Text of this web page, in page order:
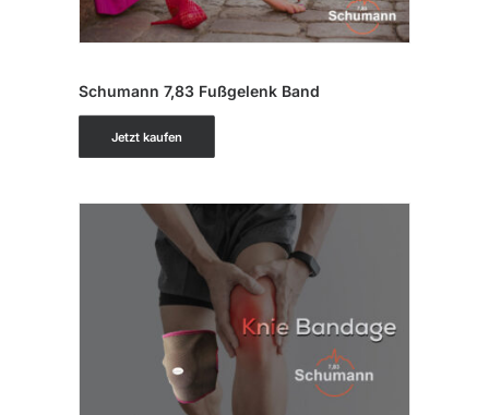
Schumann 7,83 Fußgelenk Band
Jetzt kaufen